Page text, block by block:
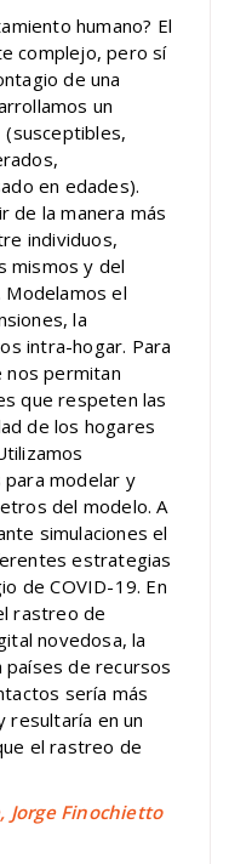
humano? El
complejo, pero sí
de una
un
(susceptibles,
en edades).
de la manera más
individuos,
mismos y del
Modelamos el
la
intra-hogar. Para
nos permitan
que respeten las
de los hogares
modelar y
del modelo. A
simulaciones el
estrategias
de COVID-19. En
rastreo de
novedosa, la
países de recursos
sería más
resultaría en un
el rastreo de
Jorge Finochietto